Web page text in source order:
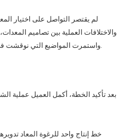
لم يقتصر التواصل على اختيار
والاختلافات العملية بين تصاميم
واستمرت المواضيع التي نوقشت في المرحلة الأولى في مناقشة الحلول اللاحقة.
خط إنتاج واحد للرغوة المعاد